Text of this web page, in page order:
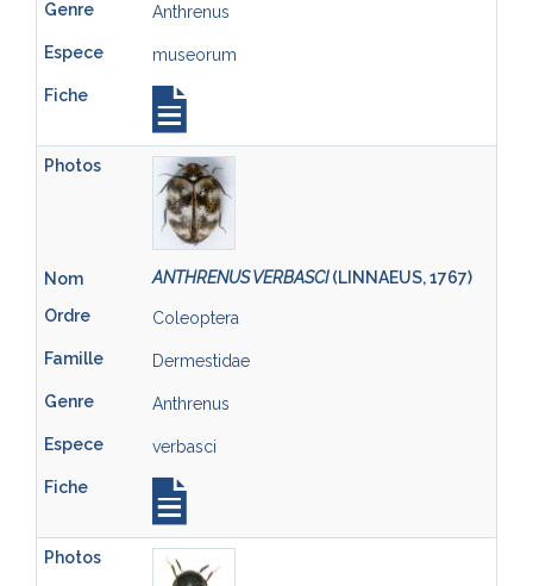
Anthrenus
museorum
ANTHRENUS VERBASCI(LINNAEUS, 1767)
Coleoptera
Dermestidae
Anthrenus
verbasci